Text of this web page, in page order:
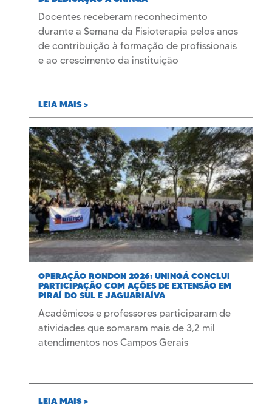
Docentes receberam reconhecimento
durante a Semana da Fisioterapia pelos anos
de contribuição à formação de profissionais
e ao crescimento da instituição
LEIA MAIS >
OPERAÇÃO RONDON 2026: UNINGÁ CONCLUI
PARTICIPAÇÃO COM AÇÕES DE EXTENSÃO EM
PIRAÍ DO SUL E JAGUARIAÍVA
Acadêmicos e professores participaram de
atividades que somaram mais de 3,2 mil
atendimentos nos Campos Gerais
LEIA MAIS >